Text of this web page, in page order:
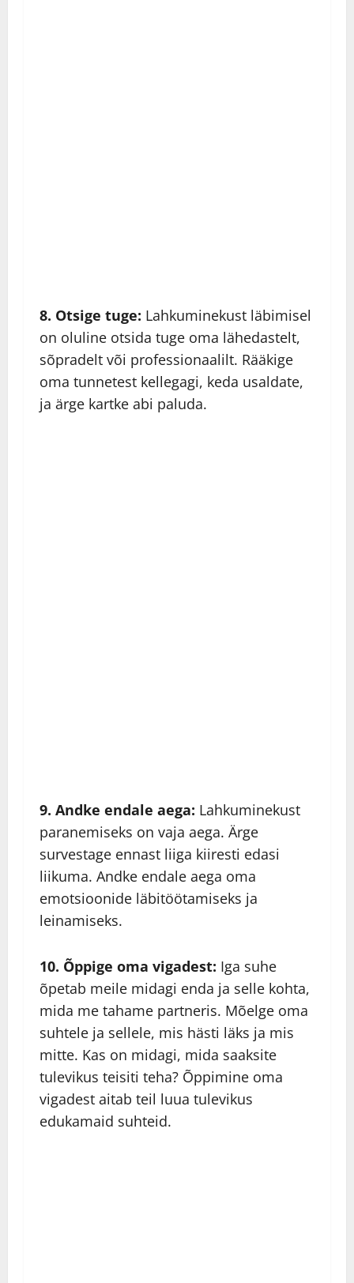
8. Otsige tuge: Lahkuminekust läbimisel
on oluline otsida tuge oma lähedastelt,
sõpradelt või professionaalilt. Rääkige
oma tunnetest kellegagi, keda usaldate,
ja ärge kartke abi paluda.
9. Andke endale aega: Lahkuminekust
paranemiseks on vaja aega. Ärge
survestage ennast liiga kiiresti edasi
liikuma. Andke endale aega oma
emotsioonide läbitöötamiseks ja
leinamiseks.
10. Õppige oma vigadest: Iga suhe
õpetab meile midagi enda ja selle kohta,
mida me tahame partneris. Mõelge oma
suhtele ja sellele, mis hästi läks ja mis
mitte. Kas on midagi, mida saaksite
tulevikus teisiti teha? Õppimine oma
vigadest aitab teil luua tulevikus
edukamaid suhteid.